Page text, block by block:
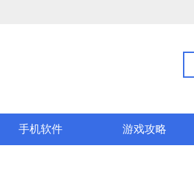
手机软件 游戏攻略